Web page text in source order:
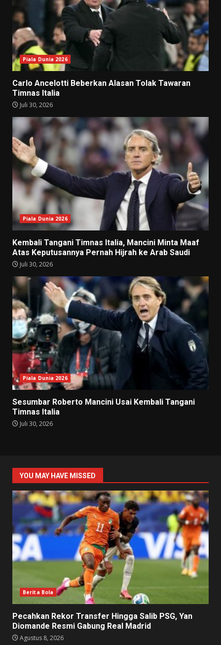
Piala Dunia 2026
Carlo Ancelotti Beberkan Alasan Tolak Tawaran
Timnas Italia
Juli 30, 2026
Piala Dunia 2026
Kembali Tangani Timnas Italia, Mancini Minta Maaf
Atas Keputusannya Pernah Hijrah ke Arab Saudi
Juli 30, 2026
Piala Dunia 2026
Sesumbar Roberto Mancini Usai Kembali Tangani
Timnas Italia
Juli 30, 2026
YOU MAY HAVE MISSED
Berita Bola
Pecahkan Rekor Transfer Hingga Salib PSG, Yan
Diomande Resmi Gabung Real Madrid
Agustus 8, 2026